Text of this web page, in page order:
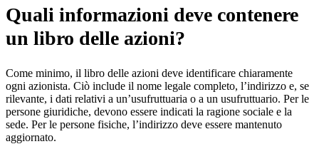
Quali informazioni deve contenere
un libro delle azioni?
Come minimo, il libro delle azioni deve identificare chiaramente
ogni azionista. Ciò include il nome legale completo, l’indirizzo e, se
rilevante, i dati relativi a un’usufruttuaria o a un usufruttuario. Per le
persone giuridiche, devono essere indicati la ragione sociale e la
sede. Per le persone fisiche, l’indirizzo deve essere mantenuto
aggiornato.